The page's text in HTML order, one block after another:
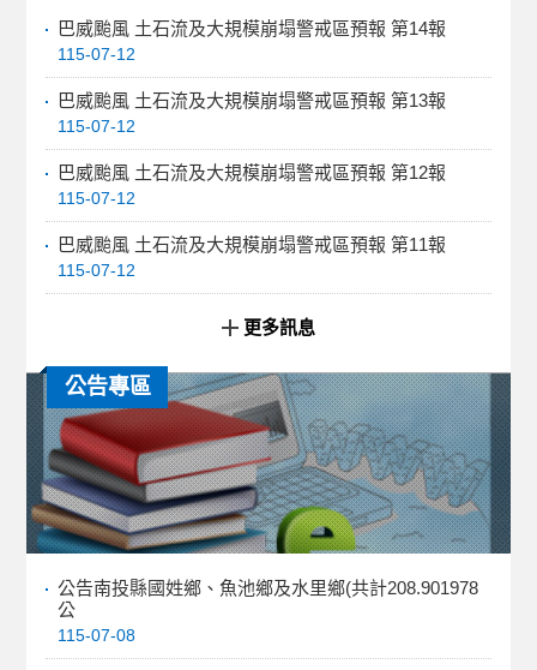
巴威颱風 土石流及大規模崩塌警戒區預報 第14報
115-07-12
巴威颱風 土石流及大規模崩塌警戒區預報 第13報
115-07-12
巴威颱風 土石流及大規模崩塌警戒區預報 第12報
115-07-12
巴威颱風 土石流及大規模崩塌警戒區預報 第11報
115-07-12
更多訊息
公告專區
公告南投縣國姓鄉、魚池鄉及水里鄉(共計208.901978
公
115-07-08